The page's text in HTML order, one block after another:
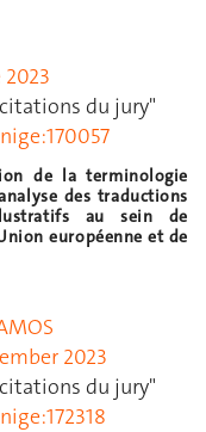
2023
du jury"
de la terminologie
des traductions
au sein de
européenne et de
2023
du jury"